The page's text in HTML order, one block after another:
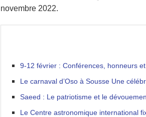
novembre 2022.
9-12 février : Conférences, honneurs
Le carnaval d’Oso à Sousse Une
Saeed : Le patriotisme et le
Le Centre astronomique international